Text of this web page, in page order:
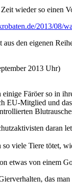
wieder so einen
2013/08/
aus den eigenen
2013 Uhr)
einige Färöer so in
EU-Mitglied und
daran
so viele Tiere tötet,
etwas von einem
das